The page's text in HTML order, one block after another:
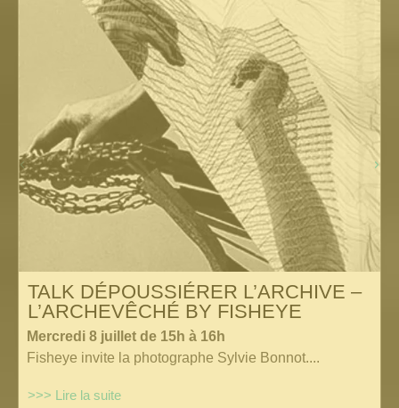
TALK DÉPOUSSIÉRER L’ARCHIVE –
L’ARCHEVÊCHÉ BY FISHEYE
Mercredi 8 juillet de 15h à 16h
Fisheye invite la photographe Sylvie Bonnot....
>>> Lire la suite